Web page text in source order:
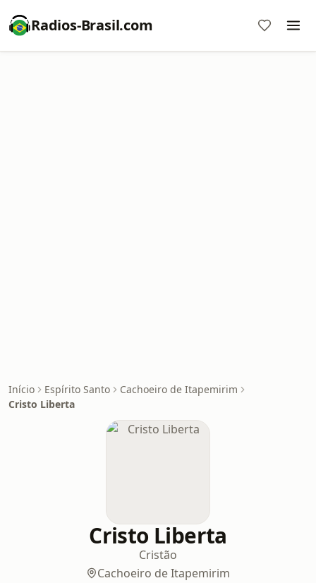
Radios-Brasil.com
Início Espírito Santo
Cachoeiro de Itapemirim
Cristo Liberta
Cristo Liberta
Cristão
Cachoeiro de Itapemirim